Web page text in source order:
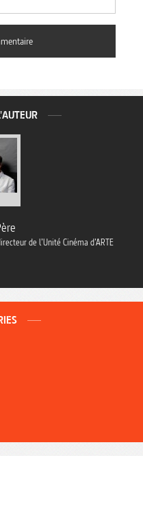
de l’Unité Cinéma d’ARTE